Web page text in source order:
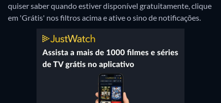
quiser saber quando estiver disponível gratuitamente, clique
em 'Grátis' nos filtros acima e ative o sino de notificações.